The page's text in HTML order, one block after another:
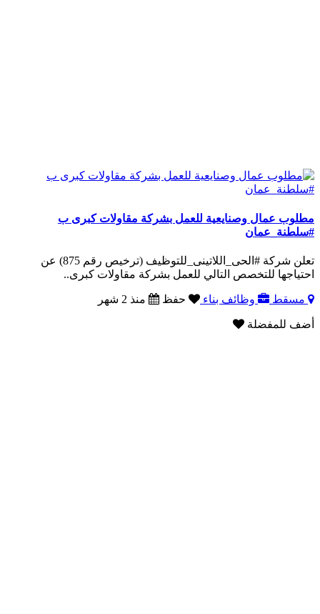
مطلوب عمال وصنايعية للعمل بشركة مقاولات كبرى ب
#سلطنة_عمان
تعلن شركة #الحى_اللاتينى_للتوظيف (ترخيص رقم 875) عن
احتياجها للتخصص التالي للعمل بشركة مقاولات كبرى..
مسقط وظائف بناء حفظ منذ 2 شهر
أضف للمفضلة